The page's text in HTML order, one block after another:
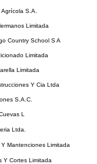
S.A.
Limitada
Country School S A
Limitada
Limitada
Y Cia Ltda
S.A.C.
L
Ltda.
Mantenciones Limitada
Y Cortes Limitada